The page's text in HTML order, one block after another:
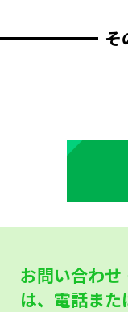
そ
お問い合わ
は、 電話また